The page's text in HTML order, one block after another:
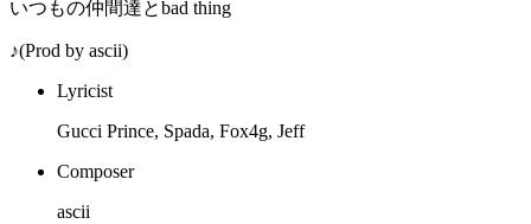
いつもの仲間達とbad thing
♪(Prod by ascii)
Lyricist
Gucci Prince, Spada, Fox4g, Jeff
Composer
ascii